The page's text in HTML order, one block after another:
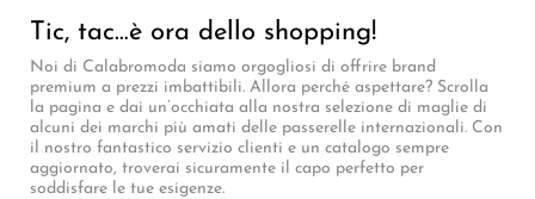
Tic, tac…è ora dello shopping!
Noi di Calabromoda siamo orgogliosi di offrire brand
premium a prezzi imbattibili. Allora perché aspettare? Scrolla
la pagina e dai un’occhiata alla nostra selezione di maglie di
alcuni dei marchi più amati delle passerelle internazionali. Con
il nostro fantastico servizio clienti e un catalogo sempre
aggiornato, troverai sicuramente il capo perfetto per
soddisfare le tue esigenze.